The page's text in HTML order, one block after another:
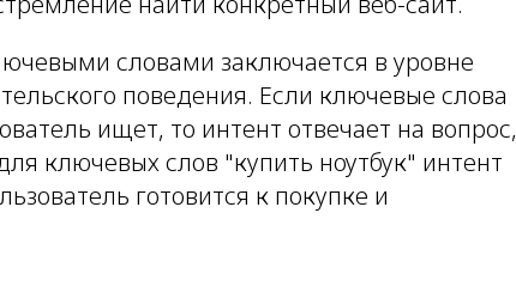
словами заключается в уровне
поведения. Если ключевые слова
ищет, то интент отвечает на вопрос,
ключевых слов "купить ноутбук" интент
готовится к покупке и